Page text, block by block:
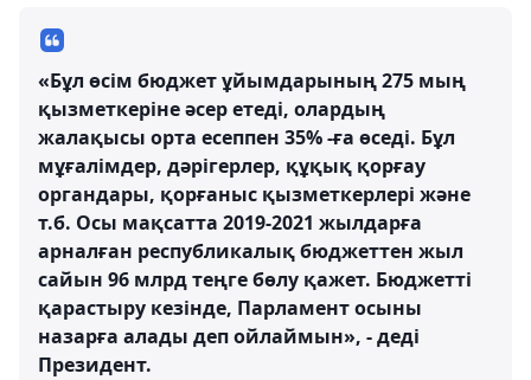
«Бұл өсім бюджет ұйымдарының 275 мың
қызметкеріне әсер етеді, олардың
жалақысы орта есеппен 35% -ға өседі. Бұл
мұғалімдер, дәрігерлер, құқық қорғау
органдары, қорғаныс қызметкерлері және
т.б. Осы мақсатта 2019-2021 жылдарға
арналған республикалық бюджеттен жыл
сайын 96 млрд теңге бөлу қажет. Бюджетті
қарастыру кезінде, Парламент осыны
назарға алады деп ойлаймын», - деді
Президент.